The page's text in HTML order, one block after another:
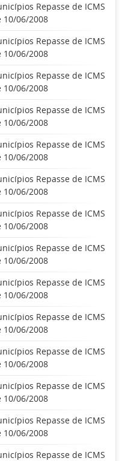
Repasse de ICMS
10/06/2008
Repasse de ICMS
10/06/2008
Repasse de ICMS
10/06/2008
Repasse de ICMS
10/06/2008
Repasse de ICMS
10/06/2008
Repasse de ICMS
10/06/2008
Repasse de ICMS
10/06/2008
Repasse de ICMS
10/06/2008
Repasse de ICMS
10/06/2008
Repasse de ICMS
10/06/2008
Repasse de ICMS
10/06/2008
Repasse de ICMS
10/06/2008
Repasse de ICMS
10/06/2008
Repasse de ICMS